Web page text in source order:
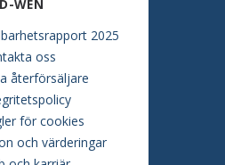
WEN
2025
oss
återförsäljare
för cookies
och värderingar